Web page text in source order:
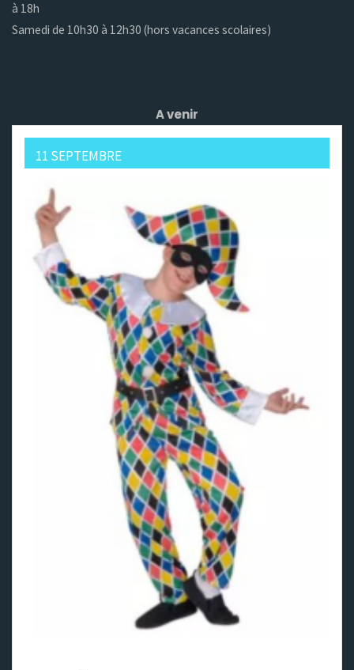
à 18h
Samedi de 10h30 à 12h30 (hors vacances scolaires)
A venir
11 SEPTEMBRE